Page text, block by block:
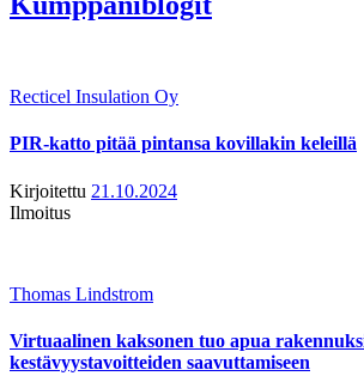
Recticel Insulation Oy
PIR-katto pitää pintansa kovillakin keleillä
Kirjoitettu 21.10.2024
Ilmoitus
Thomas Lindstrom
Virtuaalinen kaksonen tuo apua
kestävyystavoitteiden saavuttamiseen